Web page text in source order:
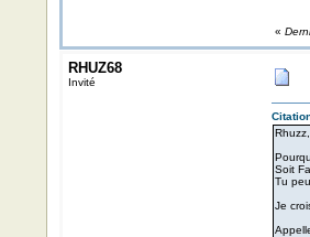
«
RHUZ68
Invité
Soit
Tu
Je